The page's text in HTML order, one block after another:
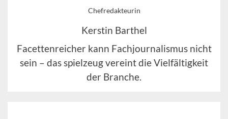
Chefredakteurin
Kerstin Barthel
Facettenreicher kann Fachjournalismus nicht
sein – das spielzeug vereint die Vielfältigkeit
der Branche.